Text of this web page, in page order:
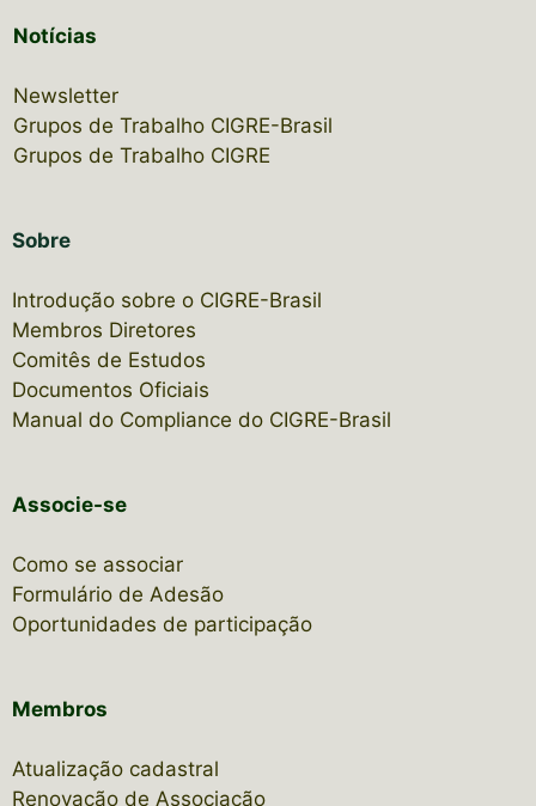
Notícias
Newsletter
Grupos de Trabalho CIGRE-Brasil
Grupos de Trabalho CIGRE
Sobre
Introdução sobre o CIGRE-Brasil
Membros Diretores
Comitês de Estudos
Documentos Oficiais
Manual do Compliance do CIGRE-Brasil
Associe-se
Como se associar
Formulário de Adesão
Oportunidades de participação
Membros
Atualização cadastral
Renovação de Associação